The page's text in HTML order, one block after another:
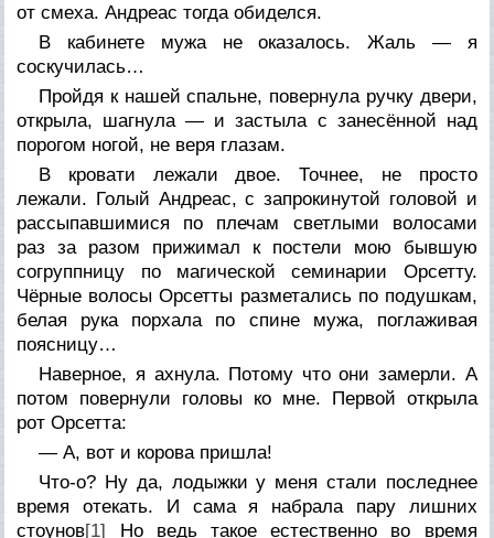
от смеха. Андреас тогда обиделся.
В кабинете мужа не оказалось. Жаль — я
соскучилась…
Пройдя к нашей спальне, повернула ручку двери,
открыла, шагнула — и застыла с занесённой над
порогом ногой, не веря глазам.
В кровати лежали двое. Точнее, не просто
лежали. Голый Андреас, с запрокинутой головой и
рассыпавшимися по плечам светлыми волосами
раз за разом прижимал к постели мою бывшую
согруппницу по магической семинарии Орсетту.
Чёрные волосы Орсетты разметались по подушкам,
белая рука порхала по спине мужа, поглаживая
поясницу…
Наверное, я ахнула. Потому что они замерли. А
потом повернули головы ко мне. Первой открыла
рот Орсетта:
— А, вот и корова пришла!
Что-о? Ну да, лодыжки у меня стали последнее
время отекать. И сама я набрала пару лишних
стоунов[1] Но ведь такое естественно во время